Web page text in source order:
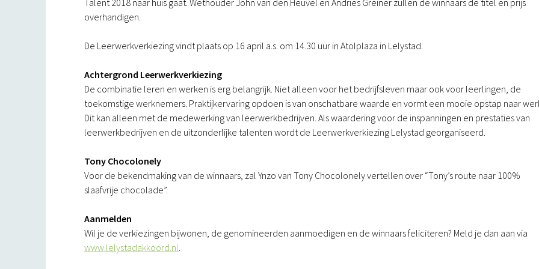
Talent 2018 naar huis gaat. Wethouder John van den Heuvel en Andries Greiner zullen de winnaars de titel en prijs
overhandigen.
De Leerwerkverkiezing vindt plaats op 16 april a.s. om 14.30 uur in Atolplaza in Lelystad.
Achtergrond Leerwerkverkiezing
De combinatie leren en werken is erg belangrijk. Niet alleen voor het bedrijfsleven maar ook voor leerlingen, de
toekomstige werknemers. Praktijkervaring opdoen is van onschatbare waarde en vormt een mooie opstap naar
Dit kan alleen met de medewerking van leerwerkbedrijven. Als waardering voor de inspanningen en prestaties van
leerwerkbedrijven en de uitzonderlijke talenten wordt de Leerwerkverkiezing Lelystad georganiseerd.
Tony Chocolonely
Voor de bekendmaking van de winnaars, zal Ynzo van Tony Chocolonely vertellen over “Tony’s route naar 100%
slaafvrije chocolade”.
Aanmelden
Wil je de verkiezingen bijwonen, de genomineerden aanmoedigen en de winnaars feliciteren? Meld je dan aan via
www.lelystadakkoord.nl.